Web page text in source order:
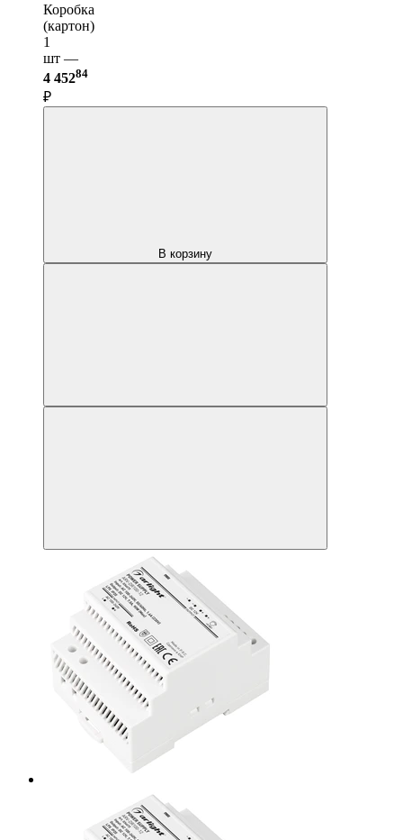
Коробка
(картон)
1
шт —
4 45284
₽
В корзину